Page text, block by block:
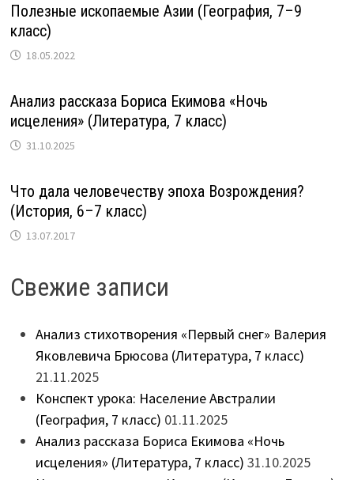
Полезные ископаемые Азии (География, 7–9
класс)
18.05.2022
Анализ рассказа Бориса Екимова «Ночь
исцеления» (Литература, 7 класс)
31.10.2025
Что дала человечеству эпоха Возрождения?
(История, 6–7 класс)
13.07.2017
Свежие записи
Анализ стихотворения «Первый снег» Валерия
Яковлевича Брюсова (Литература, 7 класс)
21.11.2025
Конспект урока: Население Австралии
(География, 7 класс) 01.11.2025
Анализ рассказа Бориса Екимова «Ночь
исцеления» (Литература, 7 класс) 31.10.2025